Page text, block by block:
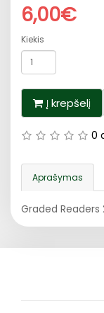
6,00€
Kiekis
Į krepšelį
0
Aprašymas
Graded Readers